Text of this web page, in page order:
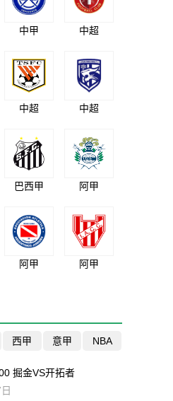
中甲 中超
中超 中超
巴西甲 阿甲
阿甲 阿甲
西甲 意甲 NBA
掘金VS开拓者